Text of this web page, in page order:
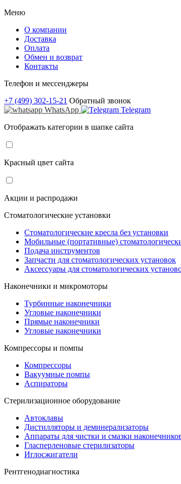
Меню
О компании
Доставка
Оплата
Обмен и возврат
Контакты
Телефон и мессенджеры
+7 (499) 302-15-21 Обратный звонок
WhatsApp
Telegram
Отображать категории в шапке сайта
Красный цвет сайта
Акции и распродажи
Стоматологические установки
Стоматологические кресла без установки
Мобильные (портативные)
Подача инструментов
Запчасти для стоматологических установок
Аксессуары для стоматологических
Наконечники и микромоторы
Турбинные наконечники
Угловые наконечники
Прямые наконечники
Угловые наконечники
Компрессоры и помпы
Компрессоры
Вакуумные помпы
Аспираторы
Стерилизационное оборудование
Автоклавы
Дистилляторы и деминерализаторы
Аппараты для чистки и смазки
Гласперленовые стерилизаторы
Иглосжигатели
Рентгенодиагностика